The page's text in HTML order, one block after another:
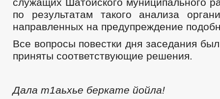
по результатам такого анализа
направленных на предупреждение
Все вопросы повестки дня заседания
приняты соответствующие решения.
Дала т1аьхье беркате йойла!